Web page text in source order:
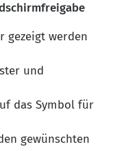
gezeigt werden
und
das Symbol für
gewünschten